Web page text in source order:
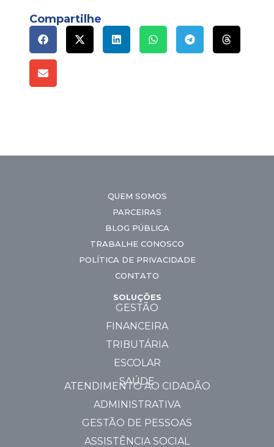
Compartilhe
QUEM SOMOS
PARCEIRAS
BLOG PÚBLICA
TRABALHE CONOSCO
POLÍTICA DE PRIVACIDADE
CONTATO
SOLUÇÕES
GESTÃO
FINANCEIRA
TRIBUTÁRIA
ESCOLAR
SAÚDE
ATENDIMENTO AO CIDADÃO
ADMINISTRATIVA
GESTÃO DE PESSOAS
ASSISTÊNCIA SOCIAL